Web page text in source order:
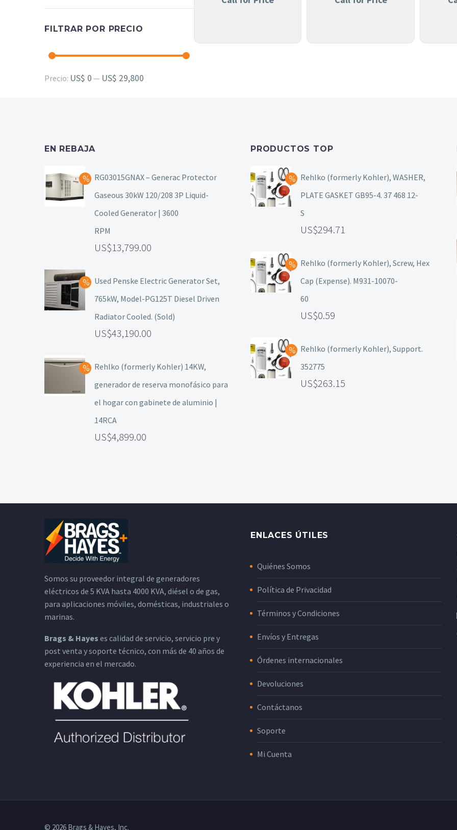
FILTRAR POR PRECIO
Precio
Precio
Precio: US$ 0 — US$ 29,800
EN REBAJA
RG03015GNAX – Generac Protector
Gaseous 30kW 120/208 3P Liquid-
Cooled Generator | 3600
RPM
13,799.00
Used Penske Electric Generator Set,
765kW, Model-PG125T Diesel Driven
Radiator Cooled. (Sold)
43,190.00
Rehlko (formerly Kohler) 14KW,
generador de reserva monofásico para
el hogar con gabinete de aluminio |
14RCA
4,899.00
PRODUCTOS TOP
Rehlko (formerly Kohler), WASHER,
PLATE GASKET GB95-4. 37 468 12-
S
294.71
Rehlko (formerly Kohler), Screw, Hex
Cap (Expense). M931-10070-
60
0.59
Rehlko (formerly Kohler), Support.
352775
263.15
Somos su proveedor integral de generadores
eléctricos de 5 KVA hasta 4000 KVA, diésel o de gas,
para aplicaciones móviles, domésticas, industriales o
marinas.
Brags & Hayes es calidad de servicio, servicio pre y
post venta y soporte técnico, con más de 40 años de
experiencia en el mercado.
ENLACES ÚTILES
Quiénes Somos
Política de Privacidad
Términos y Condiciones
Envíos y Entregas
Órdenes internacionales
Devoluciones
Contáctanos
Soporte
Mi Cuenta
© 2026 Brags & Hayes, Inc.